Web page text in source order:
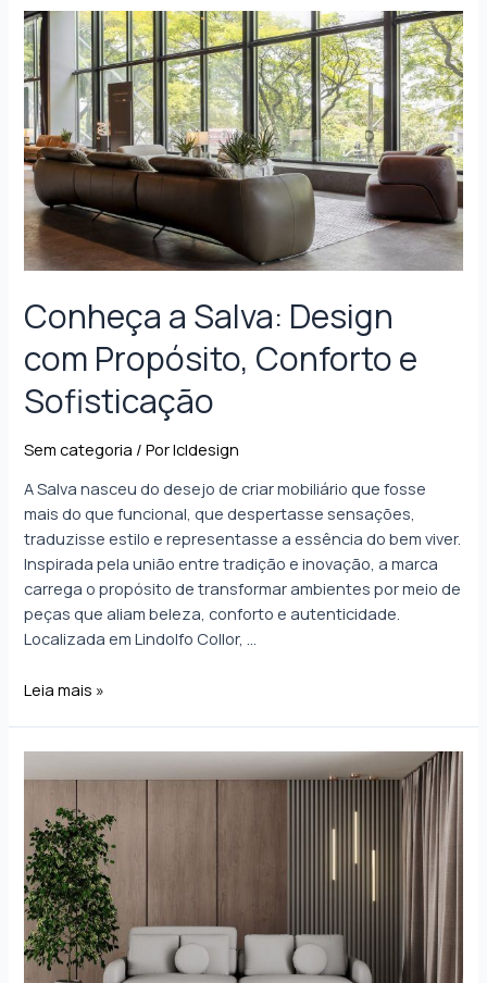
Conheça a Salva: Design
com Propósito, Conforto e
Sofisticação
Sem categoria / Porlcldesign
A Salva nasceu do desejo de criar mobiliário que fosse
mais do que funcional, que despertasse sensações,
traduzisse estilo e representasse a essência do bem viver.
Inspirada pela união entre tradição e inovação, a marca
carrega o propósito de transformar ambientes por meio de
peças que aliam beleza, conforto e autenticidade.
Localizada em Lindolfo Collor, …
Leia mais »